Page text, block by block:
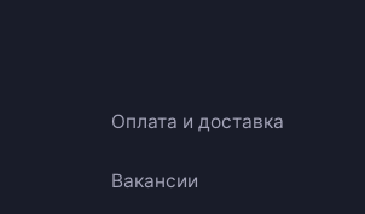
Оплата и доставка
Вакансии